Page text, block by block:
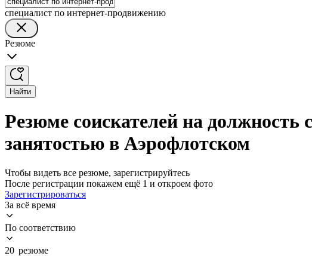
специалист по интернет-продвижению
Резюме
Найти
Резюме соискателей на
занятостью в Аэрофлотском
Чтобы видеть все резюме, зарегистрируйтесь
После регистрации покажем ещё 1 и откроем фото
Зарегистрироваться
За всё время
По соответствию
20 резюме